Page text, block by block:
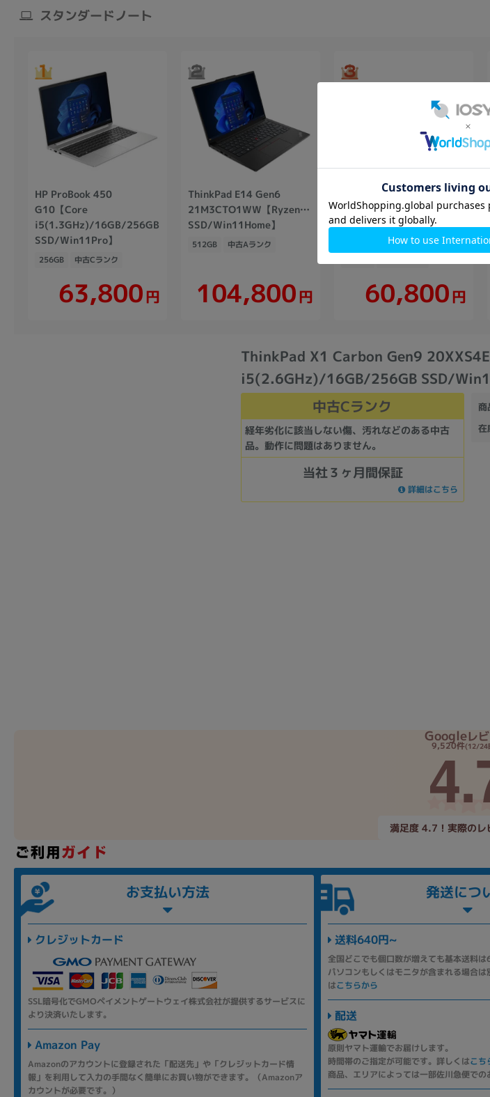
スタンダードノート
HP ProBook 450
G10【Core
i5(1.3GHz)/16GB/256GB
SSD/Win11Pro】
256GB 中古Cランク
63,800円
ThinkPad E14 Gen6
21M3CTO1WW【Ryzen7(3.2GHz)/32GB/512GB
SSD/Win11Home】
512GB 中古Aランク
104,800円
ThinkPad X1 Carbon Gen9
20XXS4E000【Core
i5(2.6GHz)/16GB/256GB
SSD/Win11Pro】
60,800円
ThinkPad X1 Carbon Gen9
i5(2.6GHz)/16GB/256GB SSD/
中古Cランク
経年劣化に該当しない傷、汚れなどのある中古
品。動作に問題はありません。
当社３ヶ月間保証
詳細はこちら
商
在
Googleレ
9,520件(12/24
満足度 4.7！実際のレ
お支払い方法
クレジットカード
SSL暗号化でGMOペイメントゲートウェイ株式会社が提供するサービスに
より決済いたします。
Amazon Pay
Amazonのアカウントに登録された「配送先」や「クレジットカード情
報」を利用して入力の手間なく簡単にお買い物ができます。（Amazonア
カウントが必要です。）
発送につ
送料640円~
全国どこでも個口数が増えても基本送料は
パソコンもしくはモニタが含まれる場合
はこちらから
配送
原則ヤマト運輸でお届けします。
時間帯のご指定が可能です。詳しくはこち
商品、エリアによっては一部佐川急便での